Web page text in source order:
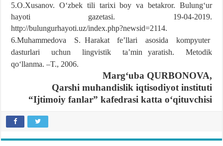
5.O.Xusanov. Oʻzbek tili tarixi boy va betakror. Bulungʻur
hayoti gazetasi. 19-04-2019.
http://bulungurhayoti.uz/index.php?newsid=2114.
6.Muhammedova S. Harakat feʼllari asosida kompyuter
dasturlari uchun lingvistik taʼmin yaratish. Metodik
qoʻllanma. –T., 2006.
Margʻuba QURBONOVA,
Qarshi muhandislik iqtisodiyot instituti
“Ijtimoiy fanlar” kafedrasi katta oʻqituvchisi